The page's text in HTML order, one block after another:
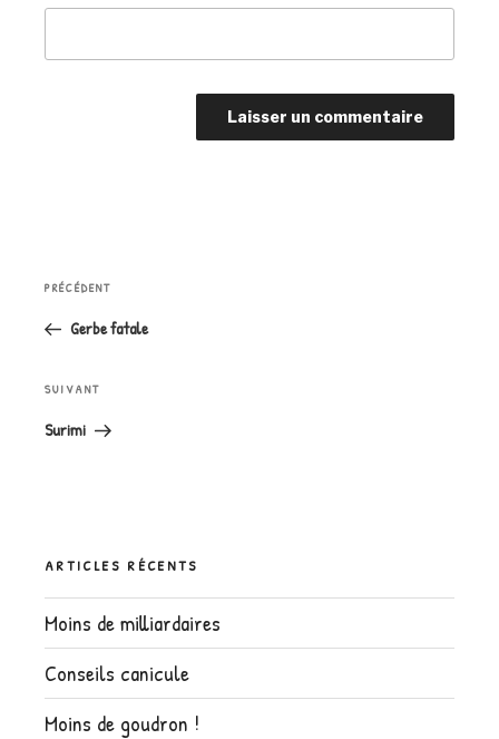
de
l’article
Article
précédent
PRÉCÉDENT
Gerbe fatale
Article
SUIVANT
Surimi
ARTICLES RÉCENTS
Moins de milliardaires
Conseils canicule
Moins de goudron !